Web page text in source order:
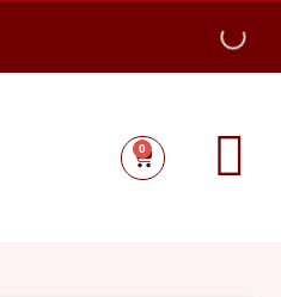
0